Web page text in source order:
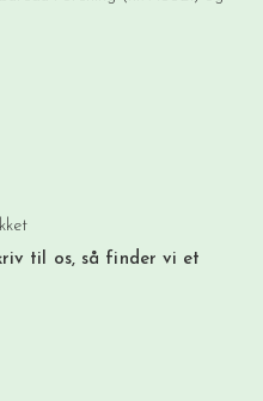
til os, så finder vi et